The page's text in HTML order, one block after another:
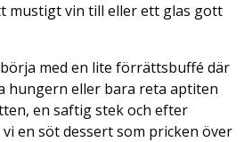
mustigt vin till eller ett glas gott
med en lite förrättsbuffé där
hungern eller bara reta aptiten
en saftig stek och efter
en söt dessert som pricken över